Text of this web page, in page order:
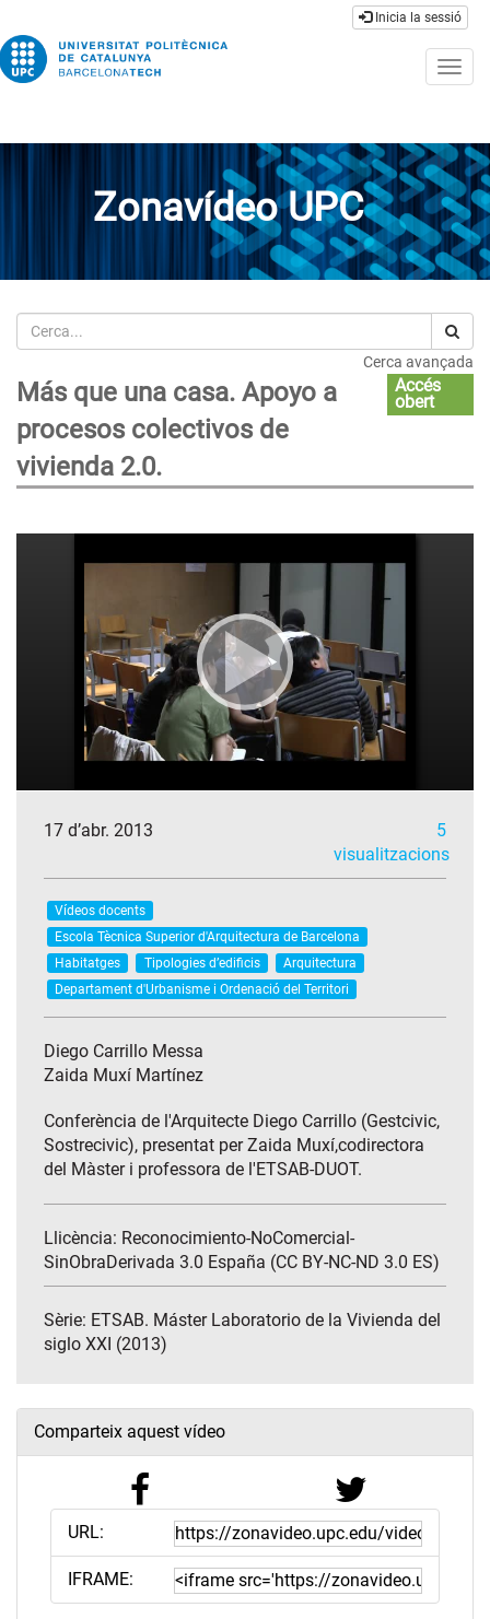
Inicia la sessió
Zonavídeo UPC
Cerca
Cerca avançada
Más que una casa. Apoyo a
procesos colectivos de
vivienda 2.0.
Accés
obert
17 d’abr. 2013
5
visualitzacions
Vídeos docents
Escola Tècnica Superior d'Arquitectura de Barcelona
Habitatges
Tipologies d’edificis
Arquitectura
Departament d'Urbanisme i Ordenació del Territori
Diego Carrillo Messa
Zaida Muxí Martínez
Conferència de l'Arquitecte Diego Carrillo (Gestcivic,
Sostrecivic), presentat per Zaida Muxí,codirectora
del Màster i professora de l'ETSAB-DUOT.
Llicència: Reconocimiento-NoComercial-
SinObraDerivada 3.0 España (CC BY-NC-ND 3.0 ES)
Sèrie: ETSAB. Máster Laboratorio de la Vivienda del
siglo XXI (2013)
Comparteix aquest vídeo
URL:
IFRAME: